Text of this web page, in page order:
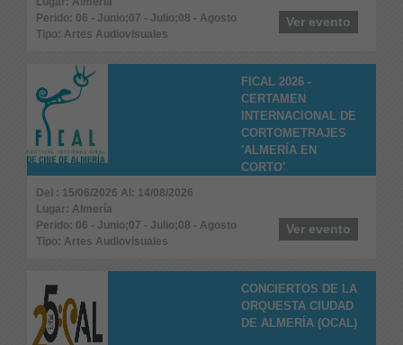
Perido: 06 - Junio;07 - Julio;08 - Agosto
Tipo: Artes Audiovisuales
Ver evento
FICAL 2026 -
CERTAMEN
INTERNACIONAL DE
CORTOMETRAJES
'ALMERÍA EN
CORTO'
Del : 15/06/2026 Al: 14/08/2026
Lugar: Almería
Perido: 06 - Junio;07 - Julio;08 - Agosto
Tipo: Artes Audiovisuales
Ver evento
CONCIERTOS DE LA
ORQUESTA CIUDAD
DE ALMERÍA (OCAL)